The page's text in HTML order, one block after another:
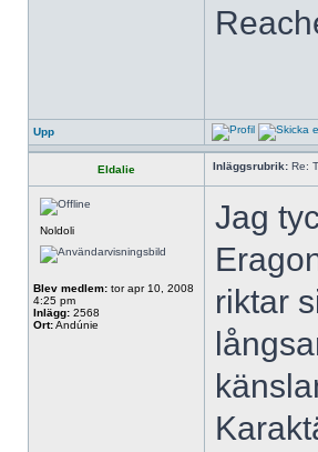
Upp
Eldalie Inläggsrubrik: Re:
Noldoli
Blev medlem: tor apr 10, 2008
4:25 pm
Inlägg: 2568
Ort:Andúnie
Jag
riktar